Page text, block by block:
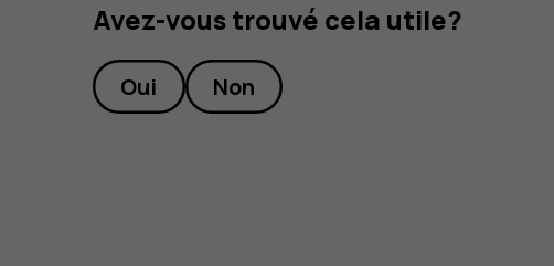
Avez-vous trouvé cela utile?
Oui Non